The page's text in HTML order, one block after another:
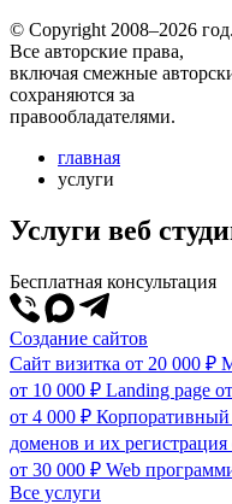
© Copyright 2008–2026 год.
Все авторские права,
включая смежные
сохраняются за
правообладателями.
главная
услуги
Услуги веб
Бесплатная консультация
Создание сайтов
Сайт визитка от 20 000 ₽
от 10 000 ₽ Landing page
от 4 000 ₽ Корпоративный
доменов и их регистрация
от 30 000 ₽ Web
Все услуги